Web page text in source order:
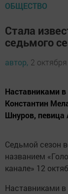
ОБЩЕСТВО
Стала
седьмого
автор, 2
Наставниками в
Константин
Шнуров, певица
Седьмой сезон
названием
канале» 12
Наставниками в